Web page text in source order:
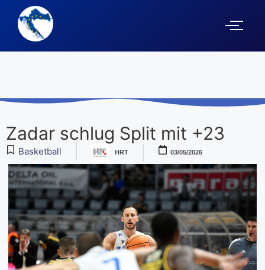
Zadar schlug Split mit +23
Basketball HRT 03/05/2026